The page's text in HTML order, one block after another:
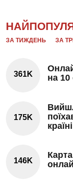
ЗА ТИЖДЕНЬ ЗА
361K
на 10
175K
146K